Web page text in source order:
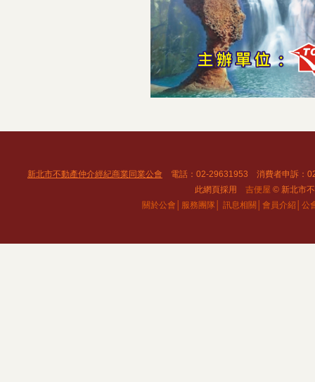
新北市不動產仲介經紀商業同業公會 電話：02-29631953 消費者申訴：
此網頁採用 吉便屋 © 新北市
關於公會│ 服務團隊│ 訊息相關│ 會員介紹│ 公